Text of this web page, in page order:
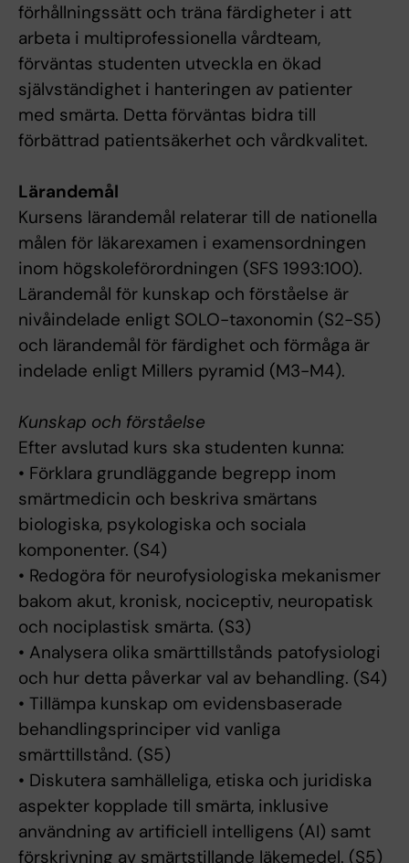
förhållningssätt och träna färdigheter i att
arbeta i multiprofessionella vårdteam,
förväntas studenten utveckla en ökad
självständighet i hanteringen av patienter
med smärta. Detta förväntas bidra till
förbättrad patientsäkerhet och vårdkvalitet.
Lärandemål
Kursens lärandemål relaterar till de nationella
målen för läkarexamen i examensordningen
inom högskoleförordningen (SFS 1993:100).
Lärandemål för kunskap och förståelse är
nivåindelade enligt SOLO-taxonomin (S2-S5)
och lärandemål för färdighet och förmåga är
indelade enligt Millers pyramid (M3-M4).
Kunskap och förståelse
Efter avslutad kurs ska studenten kunna:
• Förklara grundläggande begrepp inom
smärtmedicin och beskriva smärtans
biologiska, psykologiska och sociala
komponenter. (S4)
• Redogöra för neurofysiologiska mekanismer
bakom akut, kronisk, nociceptiv, neuropatisk
och nociplastisk smärta. (S3)
• Analysera olika smärttillstånds patofysiologi
och hur detta påverkar val av behandling. (S4)
• Tillämpa kunskap om evidensbaserade
behandlingsprinciper vid vanliga
smärttillstånd. (S5)
• Diskutera samhälleliga, etiska och juridiska
aspekter kopplade till smärta, inklusive
användning av artificiell intelligens (AI) samt
förskrivning av smärtstillande läkemedel. (S5)